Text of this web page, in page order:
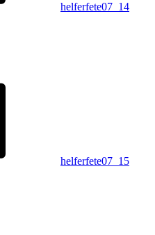
helferfete07_14
helferfete07_15